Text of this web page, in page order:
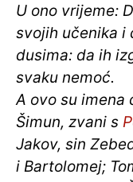
U ono vrijeme:
svojih učenika i
dusima: da ih
svaku nemoć.
A ovo su
Šimun, zvani s
Jakov, sin
i Bartolomej;